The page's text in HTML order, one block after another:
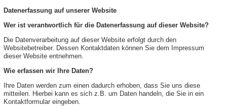
Datenerfassung auf unserer Website
Wer ist verantwortlich für die Datenerfassung auf dieser Website?
Die Datenverarbeitung auf dieser Website erfolgt durch den
Websitebetreiber. Dessen Kontaktdaten können Sie dem Impressum
dieser Website entnehmen.
Wie erfassen wir Ihre Daten?
Ihre Daten werden zum einen dadurch erhoben, dass Sie uns diese
mitteilen. Hierbei kann es sich z.B. um Daten handeln, die Sie in ein
Kontaktformular eingeben.